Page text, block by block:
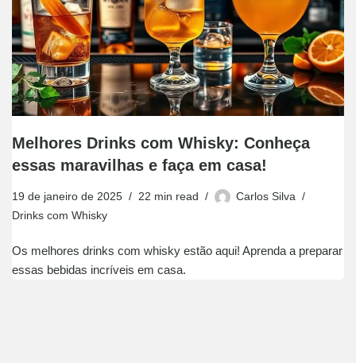
Melhores Drinks com Whisky: Conheça
essas maravilhas e faça em casa!
19 de janeiro de 2025 22 min read
Carlos Silva
Drinks com Whisky
Os melhores drinks com whisky estão aqui! Aprenda a preparar
essas bebidas incríveis em casa.